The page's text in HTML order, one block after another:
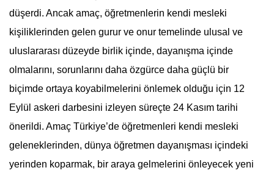
düşerdi. Ancak amaç, öğretmenlerin kendi mesleki
kişiliklerinden gelen gurur ve onur temelinde ulusal ve
uluslararası düzeyde birlik içinde, dayanışma içinde
olmalarını, sorunlarını daha özgürce daha güçlü bir
biçimde ortaya koyabilmelerini önlemek olduğu için 12
Eylül askeri darbesini izleyen süreçte 24 Kasımtarihi
önerildi. Amaç Türkiye’de öğretmenleri kendi mesleki
geleneklerinden, dünya öğretmen dayanışması içindeki
yerinden koparmak, bir araya gelmelerini önleyecek yeni